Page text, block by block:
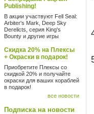
Publishing!
В акции участвуют Fell Seal:
Arbiter's Mark, Deep Sky
Derelicts, серия King's
Bounty и другие игры
Скидка 20% на Плексы
+ Окраски в подарок!
Приобретите Плексы со
скидкой 20% и получайте
окраски для ваших кораблей
в подарок!
все новости
Подписка на новости